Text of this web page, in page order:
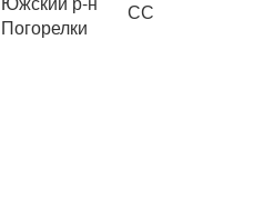
Погорелки
СС